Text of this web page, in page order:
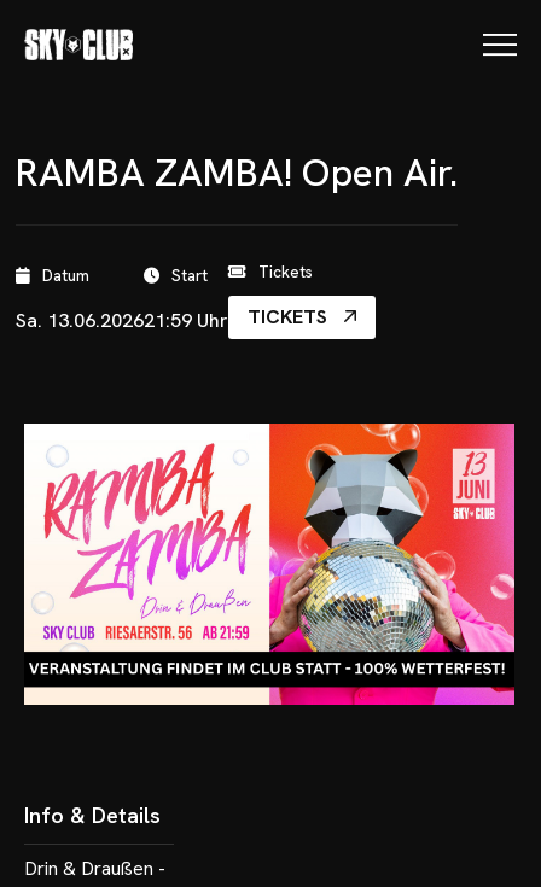
RAMBA ZAMBA! Open Air.
Datum
Sa. 13.06.2026
Start
21:59 Uhr
Tickets
TICKETS
Info & Details
Drin & Draußen -